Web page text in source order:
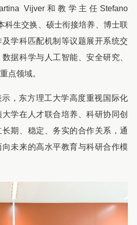
Vijver和教学主任Stefano
科生交换、硕士衔接培养、博士联
学科匹配机制等议题展开系统交
据科学与人工智能、安全研究、
点领域。
，东方理工大学高度重视国际化
学在人才联合培养、科研协同创
期、稳定、务实的合作关系，通
未来的高水平教育与科研合作模